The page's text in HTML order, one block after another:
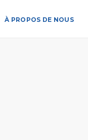
À PROPOS DE NOUS